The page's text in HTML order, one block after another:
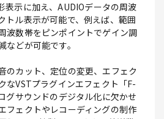
表示に加え、AUDIOデータの周波
トル表示が可能で、例えば、範囲
波数帯をピンポイントでゲイン調
どが可能です。
のカット、定位の変更、エフェク
なVSTプラグインエフェクト「F-
グサウンドのデジタル化に欠かせ
フェクトやレコーディングの制作